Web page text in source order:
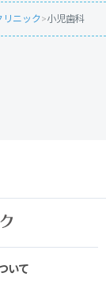
リニック>小児歯科
いて